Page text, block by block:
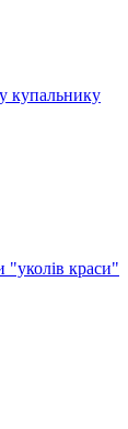
купальнику
"уколів краси"